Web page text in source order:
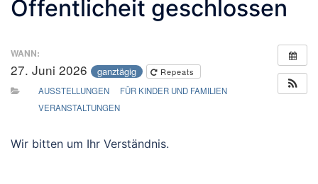
Öffentlicheit geschlossen
WANN:
27. Juni 2026 ganztägig
Repeats
AUSSTELLUNGEN
FÜR KINDER UND FAMILIEN
VERANSTALTUNGEN
Wir bitten um Ihr Verständnis.